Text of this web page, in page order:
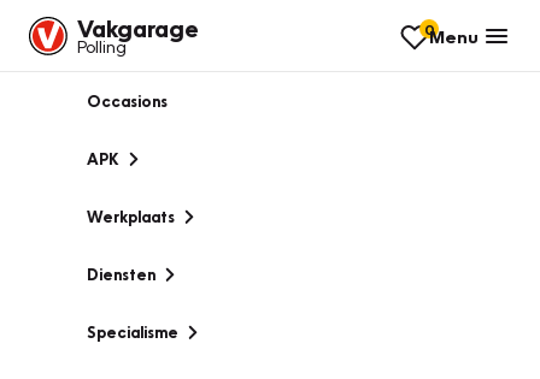
Vakgarage
Polling
0Menu
Occasions
APK
Werkplaats
Diensten
Specialisme